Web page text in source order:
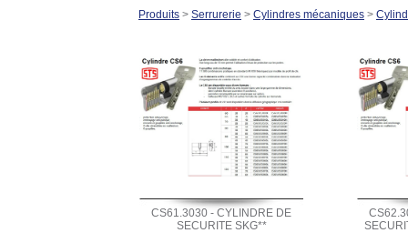
Produits > Serrurerie > Cylindres mécaniques >
CS61.3030 - CYLINDRE DE
SECURITE SKG**